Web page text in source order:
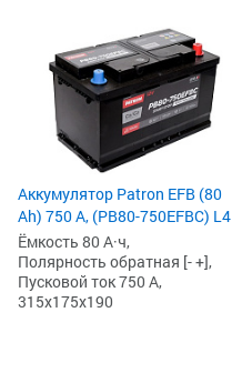
Аккумулятор Patron EFB (80
Ah) 750 А, (PB80-750EFBC) L4
Ёмкость 80 А·ч,
Полярность обратная [- +],
Пусковой ток 750 А,
315x175x190